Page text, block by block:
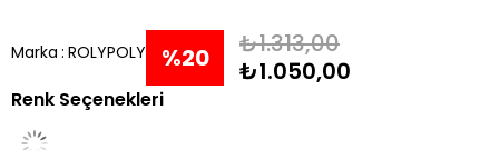
Marka : ROLYPOLY %20
İndirim
₺1.313,00
₺1.050,00
Renk Seçenekleri